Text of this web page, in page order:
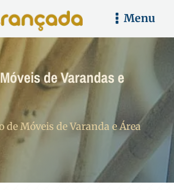
Menu
de Varandas e
Móveis de Varanda e Área